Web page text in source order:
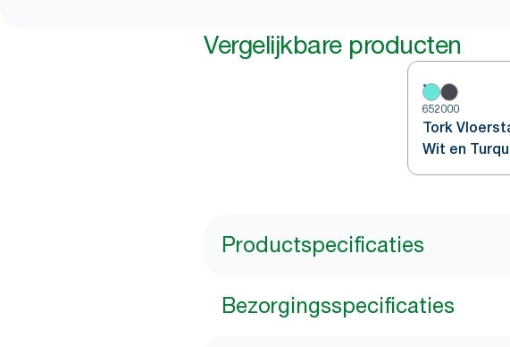
Vergelijkbare producten
652000
Tork
Wit en
Productspecificaties
Bezorgingsspecificaties